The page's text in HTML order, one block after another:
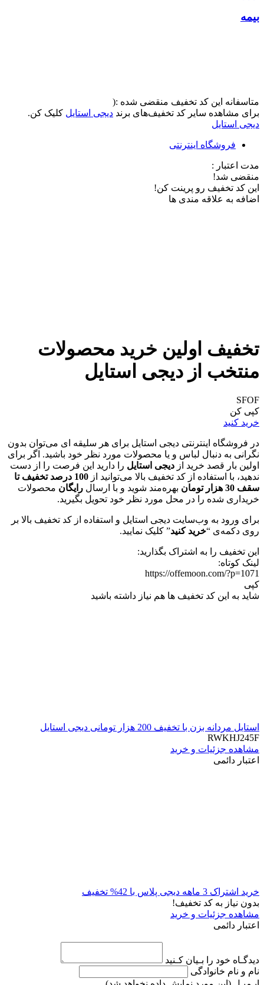
بیمه
متاسفانه این کد تخفیف منقضی شده :(
برای مشاهده سایر کد تخفیف‌های برند دیجی استایل کلیک کن.
دیجی استایل
فروشگاه اینترنتی
مدت اعتبار :
منقضی شد!
این کد تخفیف رو پرینت کن!
اضافه به علاقه مندی ها
تخفیف اولین خرید محصولات
منتخب از دیجی استایل
SFOF
کپی کن
خرید کنید
در فروشگاه اینترنتی دیجی استایل برای هر سليقه ای می‌توان بدون
نگرانی به دنبال لباس و یا محصولات مورد نظر خود باشيد. اگر برای
اولین بار قصد خرید از دیجی استایل را دارید این فرصت را از دست
ندهید، با استفاده از کد تخفیف بالا می‌توانید از
100 درصد تخفیف تا
سقف 30 هزار تومان
بهره‌مند شوید و با ارسال رایگان محصولات
خریداری شده را در محل مورد نظر خود تحویل بگیرید.
برای ورود به وب‌سایت دیجی استایل و استفاده از کد تخفیف بالا بر
روی دکمه‌ی “خرید کنید” کلیک نمایید.
این تخفیف را به اشتراک بگذارید:
لینک کوتاه:
https://offemoon.com/?p=1071
کپی
شاید به این کد تخفیف ها هم نیاز داشته باشید
استایل مردانه بزن با تخفیف 200 هزار تومانی دیجی استایل
RWKHJ245F
مشاهده جزئیات و خرید
اعتبار دائمی
خرید اشتراک 3 ماهه دیجی پلاس با 42% تخفیف
بدون نیاز به کد تخفیف!
مشاهده جزئیات و خرید
اعتبار دائمی
دیدگـاه خود را بـیان کـنید
نام و نام خانوادگی